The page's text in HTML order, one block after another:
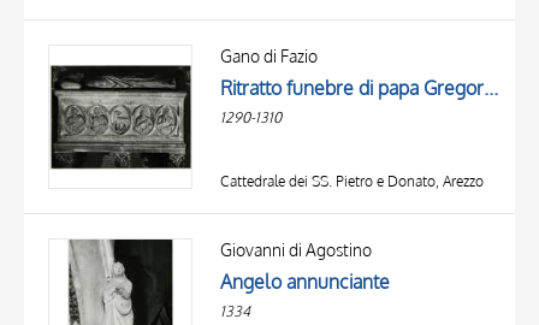
Gano di Fazio
Ritratto funebre di papa Gregorio X, Agnus Dei
1290-1310
Cattedrale dei SS. Pietro e Donato, Arezzo
Giovanni di Agostino
Angelo annunciante
1334